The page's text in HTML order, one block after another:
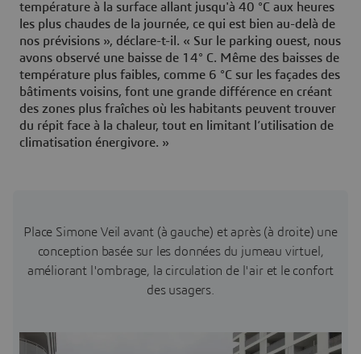
température à la surface allant jusqu'à 40 °C aux heures
les plus chaudes de la journée, ce qui est bien au-delà de
nos prévisions », déclare-t-il. « Sur le parking ouest, nous
avons observé une baisse de 14° C. Même des baisses de
température plus faibles, comme 6 °C sur les façades des
bâtiments voisins, font une grande différence en créant
des zones plus fraîches où les habitants peuvent trouver
du répit face à la chaleur, tout en limitant l’utilisation de
climatisation énergivore. »
Place Simone Veil avant (à gauche) et après (à droite) une
conception basée sur les données du jumeau virtuel,
améliorant l'ombrage, la circulation de l'air et le confort
des usagers.